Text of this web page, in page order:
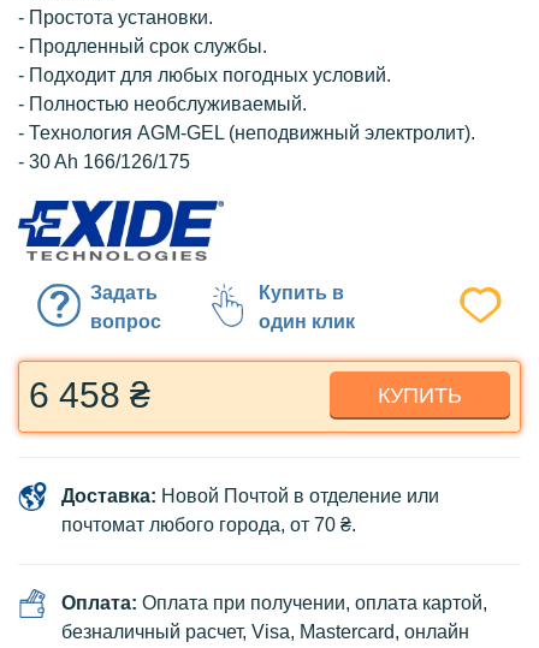
- Простота установки.
- Продленный срок службы.
- Подходит для любых погодных условий.
- Полностью необслуживаемый.
- Технология AGM-GEL (неподвижный электролит).
- 30 Ah 166/126/175
Задать
вопрос
Купить в
один клик
6 458 ₴ КУПИТЬ
Доставка: Новой Почтой в отделение или
почтомат любого города, от 70 ₴.
Оплата: Оплата при получении, оплата картой,
безналичный расчет, Visa, Mastercard, онлайн